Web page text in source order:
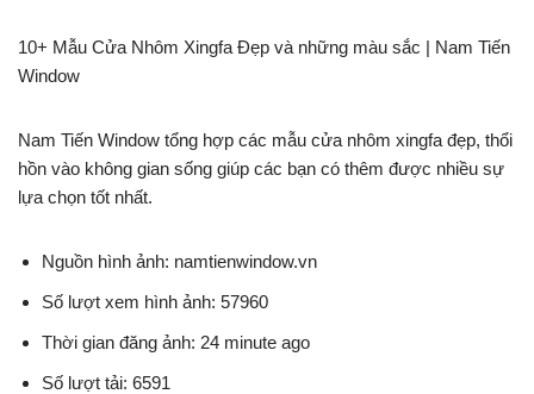
10+ Mẫu Cửa Nhôm Xingfa Đẹp và những màu sắc | Nam Tiến
Window
Nam Tiến Window tổng hợp các mẫu cửa nhôm xingfa đẹp, thổi
hồn vào không gian sống giúp các bạn có thêm được nhiều sự
lựa chọn tốt nhất.
Nguồn hình ảnh: namtienwindow.vn
Số lượt xem hình ảnh: 57960
Thời gian đăng ảnh: 24 minute ago
Số lượt tải: 6591